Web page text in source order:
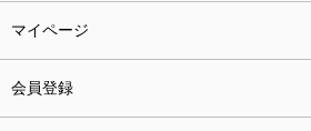
マイページ
会員登録